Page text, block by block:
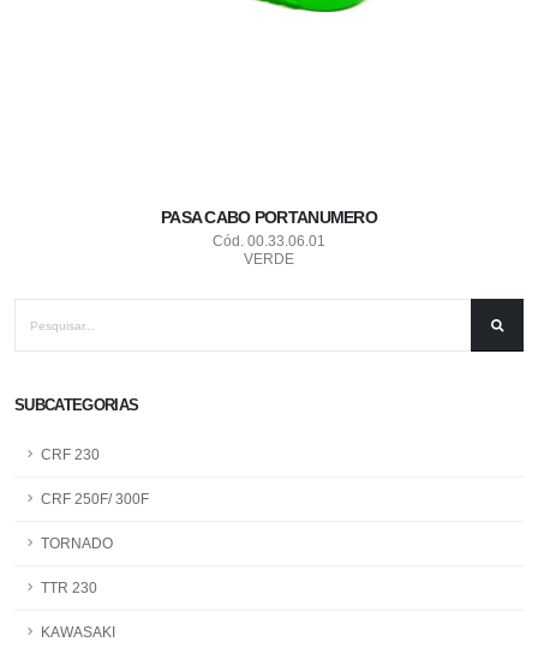
SUBCATEGORIAS
CRF 230
CRF 250F/ 300F
TORNADO
TTR 230
KAWASAKI
PASA CABO PORTANUMERO
Cód. 00.33.06.01
VERDE